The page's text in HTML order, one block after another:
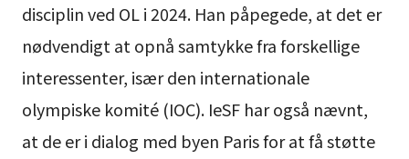
disciplin ved OL i 2024. Han påpegede, at det er
nødvendigt at opnå samtykke fra forskellige
interessenter, især den internationale
olympiske komité (IOC). IeSF har også nævnt,
at de er i dialog med byen Paris for at få støtte